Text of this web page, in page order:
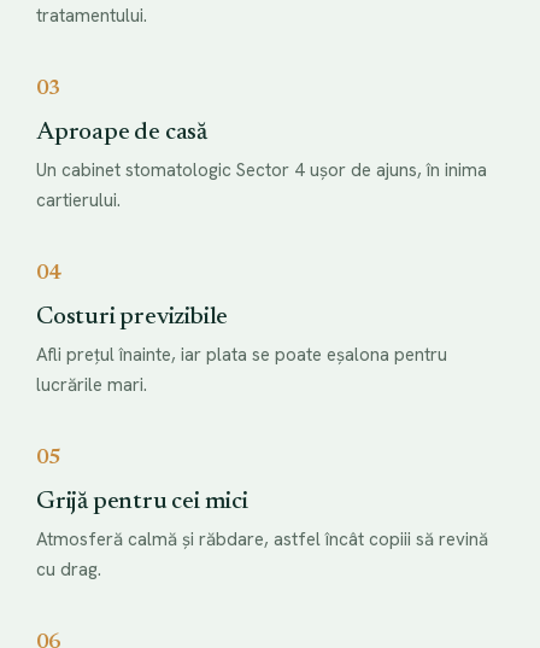
tratamentului.
03
Aproape de casă
Un cabinet stomatologic Sector 4 ușor de ajuns, în inima
cartierului.
04
Costuri previzibile
Afli prețul înainte, iar plata se poate eșalona pentru
lucrările mari.
05
Grijă pentru cei mici
Atmosferă calmă și răbdare, astfel încât copiii să revină
cu drag.